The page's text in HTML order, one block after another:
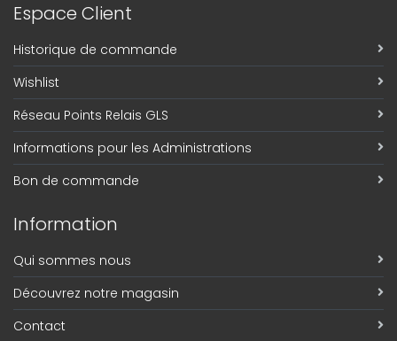
Espace Client
Historique de commande
Wishlist
Réseau Points Relais GLS
Informations pour les Administrations
Bon de commande
Information
Qui sommes nous
Découvrez notre magasin
Contact